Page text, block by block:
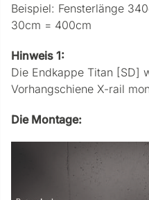
Beispiel: Fensterlänge
30cm = 400cm
Hinweis 1:
Die Endkappe Titan [SD]
Vorhangschiene X-rail
Die Montage: